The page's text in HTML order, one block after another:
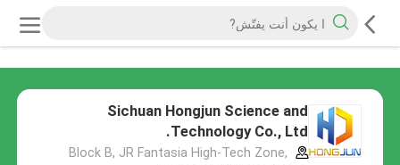
Sichuan Hongjun Science and
Technology Co., Ltd.
Block B, JR Fantasia High-Tech Zone,